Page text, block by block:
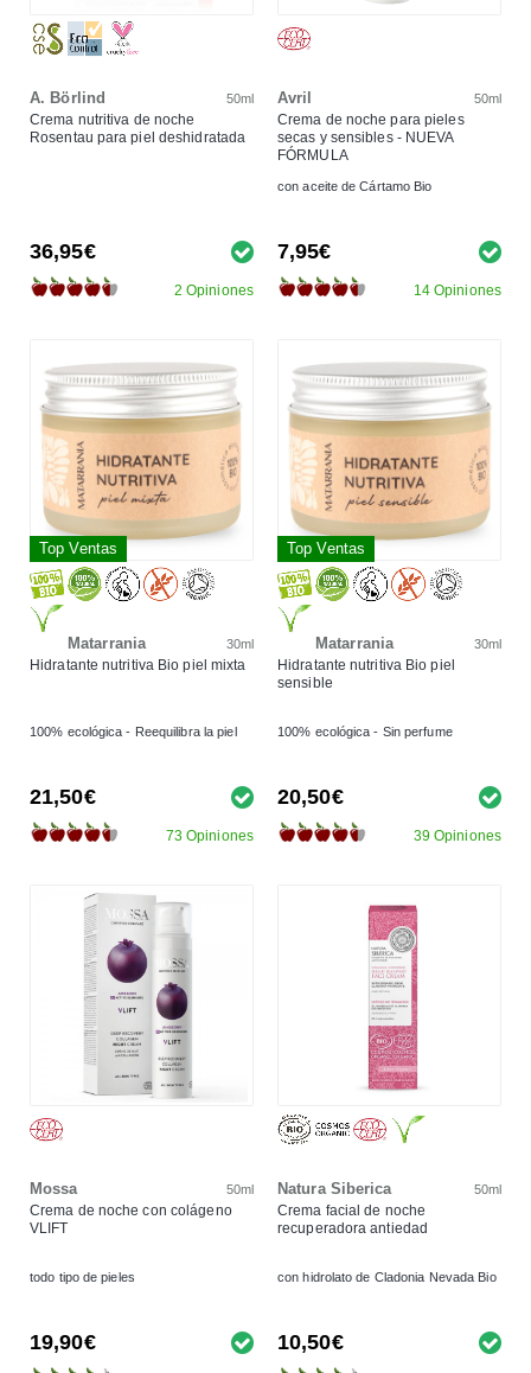
A. Börlind 50ml
Crema nutritiva de noche
Rosentau para piel deshidratada
36,95€
2 Opiniones
Avril 50ml
Crema de noche para pieles
secas y sensibles - NUEVA
FÓRMULA
con aceite de Cártamo Bio
7,95€
14 Opiniones
Top Ventas
Matarrania 30ml
Hidratante nutritiva Bio piel mixta
100% ecológica - Reequilibra la piel
21,50€
73 Opiniones
Top Ventas
Matarrania 30ml
Hidratante nutritiva Bio piel
sensible
100% ecológica - Sin perfume
20,50€
39 Opiniones
Mossa 50ml
Crema de noche con colágeno
VLIFT
todo tipo de pieles
19,90€
Natura Siberica 50ml
Crema facial de noche
recuperadora antiedad
con hidrolato de Cladonia Nevada Bio
10,50€